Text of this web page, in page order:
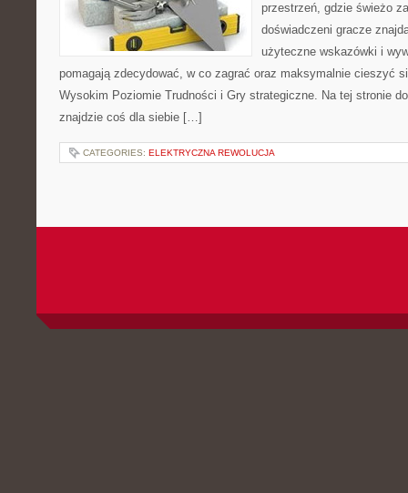
przestrzeń, gdzie świeżo
doświadczeni gracze
użyteczne wskazówki i
pomagają zdecydować, w co zagrać oraz maksymalnie cieszyć
Wysokim Poziomie Trudności i Gry strategiczne. Na tej stronie
znajdzie coś dla siebie […]
CATEGORIES: ELEKTRYCZNA REWOLUCJA